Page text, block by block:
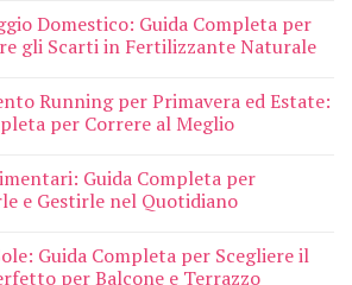
Domestico: Guida Completa per
gli Scarti in Fertilizzante Naturale
Running per Primavera ed Estate:
per Correre al Meglio
Guida Completa per
e Gestirle nel Quotidiano
Guida Completa per Scegliere il
per Balcone e Terrazzo